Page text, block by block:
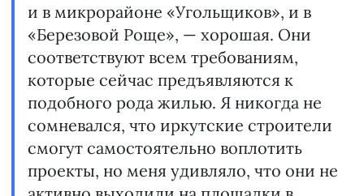
и в микрорайоне «Угольщиков», и в
«Березовой Роще», — хорошая. Они
соответствуют всем требованиям,
которые сейчас предъявляются к
подобного рода жилью. Я никогда не
сомневался, что иркутские строители
смогут самостоятельно воплотить
проекты, но меня удивляло, что они не